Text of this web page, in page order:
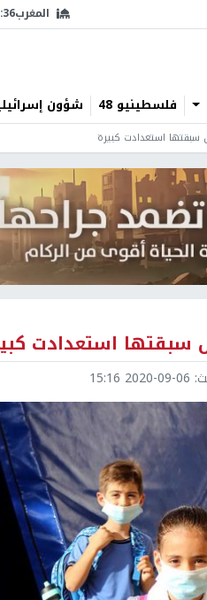
المغرب
فلسطينيو 48 شؤون
سبقتها استعدادت كبيرة
سبقتها استعدادت
2020-09-06 15:16